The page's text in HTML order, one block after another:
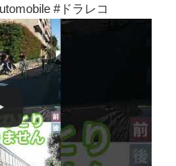
#ドラレコ